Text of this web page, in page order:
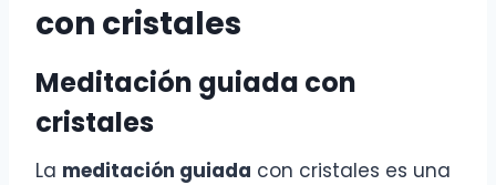
con cristales
Meditación guiada con
cristales
La meditación guiada con cristales es una